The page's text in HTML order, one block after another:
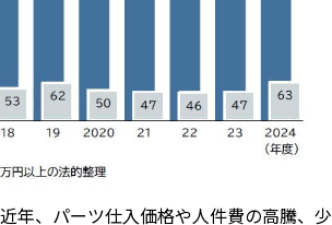
年、パーツ仕入価格や人件費の高騰、少